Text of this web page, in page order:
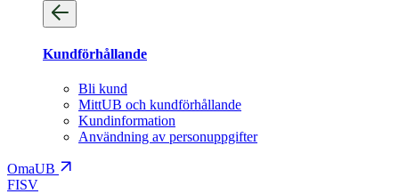
Kundförhållande
Bli kund
MittUB och kundförhållande
Kundinformation
Användning av personuppgifter
OmaUB
FISV